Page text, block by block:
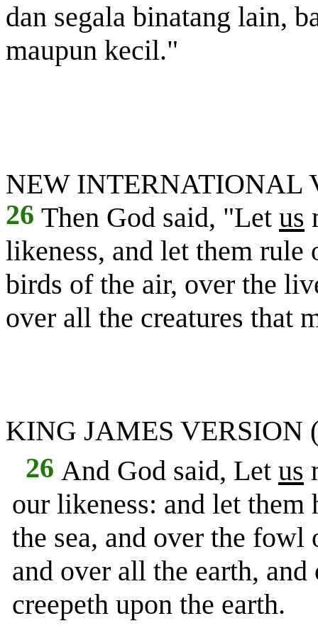
dan segala binatang lain,
maupun kecil."
NEW INTERNATIONAL
26 Then God said, "Let us
likeness, and let them rule
birds of the air, over the
over all the creatures that
KING JAMES VERSION
26 And God said, Let us
our likeness: and let
the sea, and over the fowl
and over all the earth,
creepeth upon the earth.